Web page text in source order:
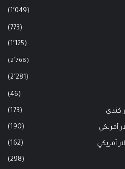
(1٬049)
(773)
(1٬125)
(2٬768)
(2٬281)
(46)
كندي (173)
أمريكي (190)
أمريكي (162)
(298)